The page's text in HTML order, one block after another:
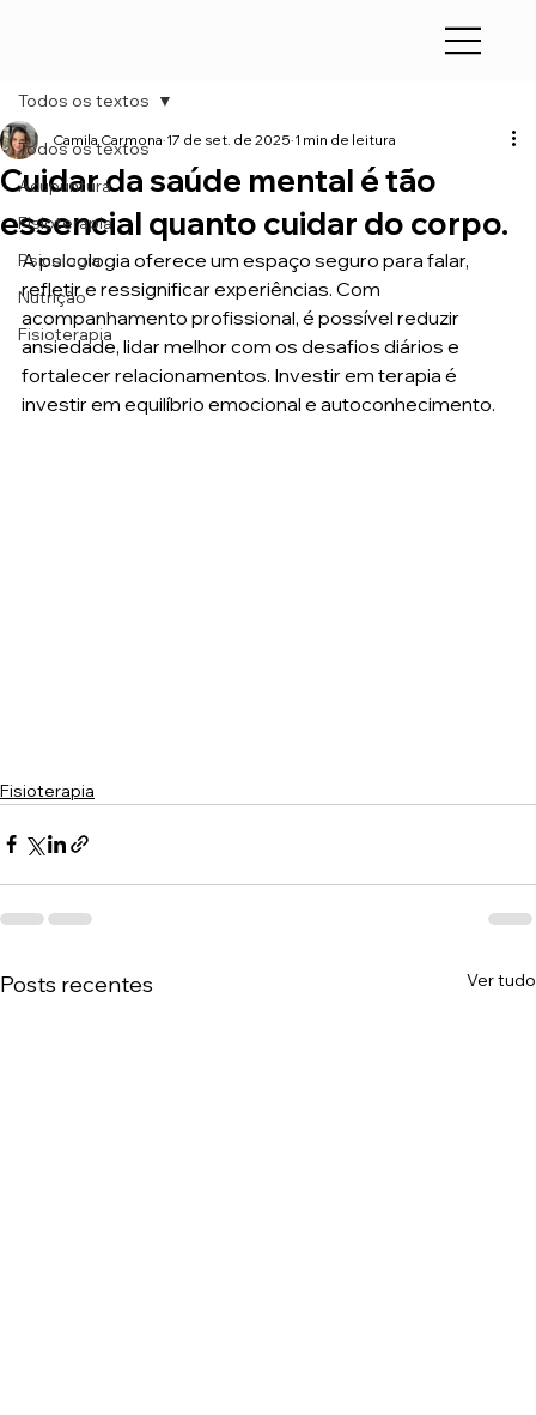
Todos os textos
Acupuntura
Fisioterapia
Psicologia
Nutrição
Fisioterapia
Todos os textos
Cuidar da saúde mental é tão
essencial quanto cuidar do corpo.
Camila Carmona 17 de set. de 2025 1 min de leitura
A psicologia oferece um espaço seguro para falar,
refletir e ressignificar experiências. Com
acompanhamento profissional, é possível reduzir
ansiedade, lidar melhor com os desafios diários e
fortalecer relacionamentos. Investir em terapia é
investir em equilíbrio emocional e autoconhecimento.
Fisioterapia
Posts recentes Ver tudo